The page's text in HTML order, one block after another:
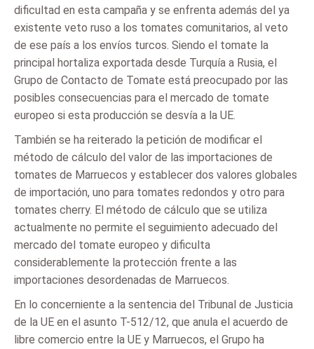
dificultad en esta campaña y se enfrenta además del ya
existente veto ruso a los tomates comunitarios, al veto
de ese país a los envíos turcos. Siendo el tomate la
principal hortaliza exportada desde Turquía a Rusia, el
Grupo de Contacto de Tomate está preocupado por las
posibles consecuencias para el mercado de tomate
europeo si esta producción se desvía a la UE.
También se ha reiterado la petición de modificar el
método de cálculo del valor de las importaciones de
tomates de Marruecos y establecer dos valores globales
de importación, uno para tomates redondos y otro para
tomates cherry. El método de cálculo que se utiliza
actualmente no permite el seguimiento adecuado del
mercado del tomate europeo y dificulta
considerablemente la protección frente a las
importaciones desordenadas de Marruecos.
En lo concerniente a la sentencia del Tribunal de Justicia
de la UE en el asunto T-512/12, que anula el acuerdo de
libre comercio entre la UE y Marruecos, el Grupo ha